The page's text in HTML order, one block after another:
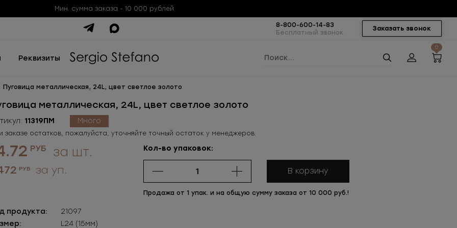
Мин. сумма заказа - 10 000 рублей
Заказать звонок
8-800-600-14-83
Бесплатный звонок
Реквизиты
0
Пуговица металлическая, 24L, цвет светлое золото
металлическая, 24L, цвет светлое золото
11319ПМ Много
заказе остатков, пожалуйста, уточняйте точный остаток у менеджеров.
РУБ за шт.
РУБ за уп.
Кол-во упаковок:
В корзину
Продажа от 1 упак. и на общую сумму заказа от 10 000 руб.!
продукта:
21097
L24 (15мм)